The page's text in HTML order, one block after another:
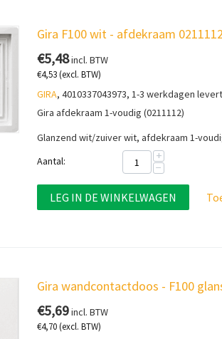
Gira F100 wit - afdekraam 0211112
€5,48incl. BTW
€4,53(excl. BTW)
GIRA, 4010337043973, 1-3 werkdagen
Gira afdekraam 1-voudig (0211112)
Glanzend wit/zuiver wit, afdekraam 1-
Aantal:
+
−
LEG IN DE WINKELWAGEN
Gira wandcontactdoos - F100
€5,69incl. BTW
€4,70(excl. BTW)